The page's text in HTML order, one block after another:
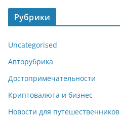
Рубрики
Uncategorised
Авторубрика
Достопримечательности
Криптовалюта и бизнес
Новости для путешественников